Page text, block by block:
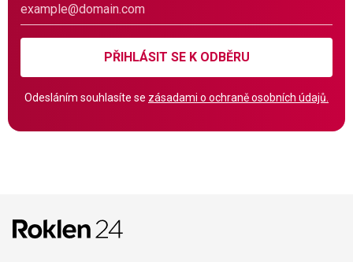
PŘIHLÁSIT SE K ODBĚRU
Odesláním souhlasíte se zásadami o ochraně osobních údajů.